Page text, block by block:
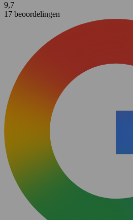
9,7
17 beoordelingen